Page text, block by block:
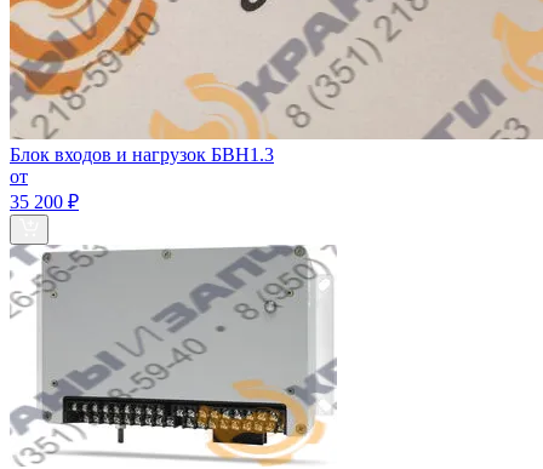
Блок входов и нагрузок БВН1.3
от
35 200 ₽